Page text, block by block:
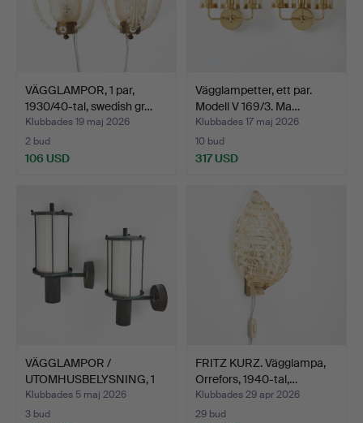
VÄGGLAMPOR, 1 par,
1930/40-tal, swedish gr…
Klubbades 19 maj 2026
2 bud
106 USD
Vägglampetter, ett par.
Modell V 169/3. Ma…
Klubbades 17 maj 2026
10 bud
317 USD
VÄGGLAMPOR /
UTOMHUSBELYSNING, 1
par, 1900…
Klubbades 5 maj 2026
3 bud
FRITZ KURZ. Vägglampa,
Orrefors, 1940-tal,…
Klubbades 29 apr 2026
29 bud